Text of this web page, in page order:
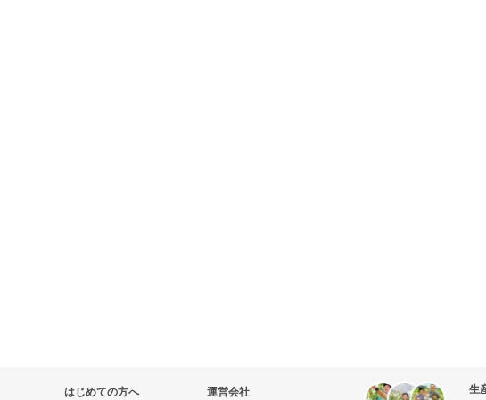
はじめての方へ 運営会社 生